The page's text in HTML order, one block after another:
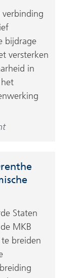
bijdrage
versterken
in
Staten
MKB
breiden